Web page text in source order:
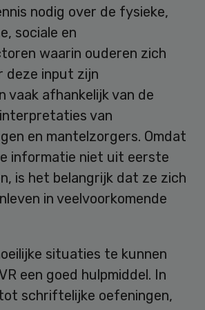
nodig over de fysieke,
sociale en
waarin ouderen zich
deze input zijn
vaak afhankelijk van de
van
en mantelzorgers. Omdat
informatie niet uit eerste
is het belangrijk dat ze zich
in veelvoorkomende
situaties te kunnen
een goed hulpmiddel. In
schriftelijke oefeningen,